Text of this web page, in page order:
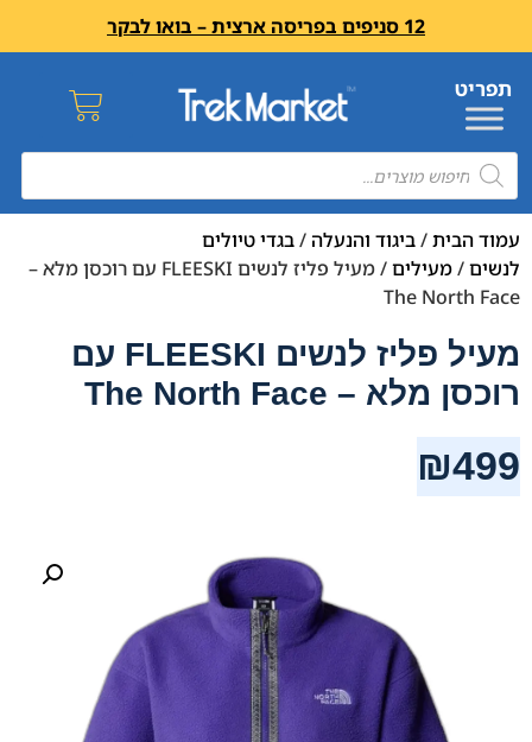
12 סניפים בפריסה ארצית – בואו לבקר
עמוד הבית/ביגוד והנעלה /בגדי טיולים
לנשים/מעילים
/ מעיל פליז לנשים FLEESKI עם רוכסן מלא –
The North Face
מעיל פליז לנשים FLEESKI עם
רוכסן מלא – The North Face
₪499